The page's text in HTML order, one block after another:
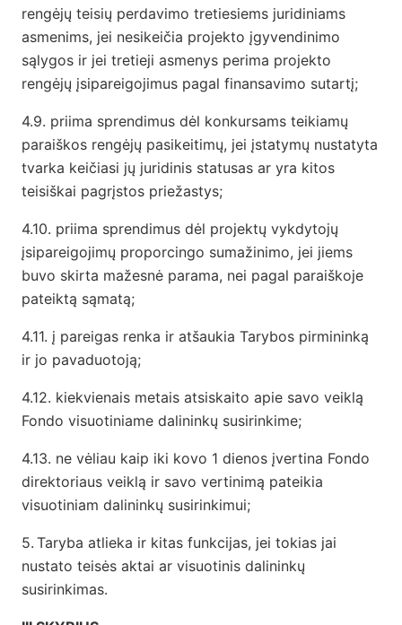
rengėjų teisių perdavimo tretiesiems juridiniams
asmenims, jei nesikeičia projekto įgyvendinimo
sąlygos ir jei tretieji asmenys perima projekto
rengėjų įsipareigojimus pagal finansavimo sutartį;
4.9. priima sprendimus dėl konkursams teikiamų
paraiškos rengėjų pasikeitimų, jei įstatymų nustatyta
tvarka keičiasi jų juridinis statusas ar yra kitos
teisiškai pagrįstos priežastys;
4.10. priima sprendimus dėl projektų vykdytojų
įsipareigojimų proporcingo sumažinimo, jei jiems
buvo skirta mažesnė parama, nei pagal paraiškoje
pateiktą sąmatą;
4.11. į pareigas renka ir atšaukia Tarybos pirmininką
ir jo pavaduotoją;
4.12. kiekvienais metais atsiskaito apie savo veiklą
Fondo visuotiniame dalininkų susirinkime;
4.13. ne vėliau kaip iki kovo 1 dienos įvertina Fondo
direktoriaus veiklą ir savo vertinimą pateikia
visuotiniam dalininkų susirinkimui;
5. Taryba atlieka ir kitas funkcijas, jei tokias jai
nustato teisės aktai ar visuotinis dalininkų
susirinkimas.